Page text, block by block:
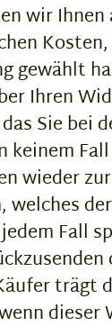
wir
Ihren
Sie bei
wieder
welches
Fall